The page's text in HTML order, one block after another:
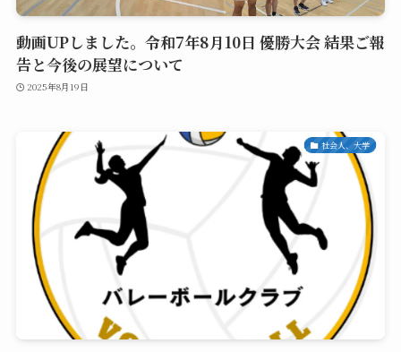
動画UPしました。令和7年8月10日 優勝大会 結果ご報
告と今後の展望について
2025年8月19日
社会人、大学